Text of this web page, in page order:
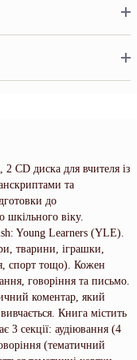
CD диска для вчителя із
та
до
шкільного віку.
Young Learners (YLE).
тварини, іграшки,
спорт тощо). Кожен
говоріння та письмо.
коментар, який
Книга містить
3 секції: аудіювання (4
(тематичний